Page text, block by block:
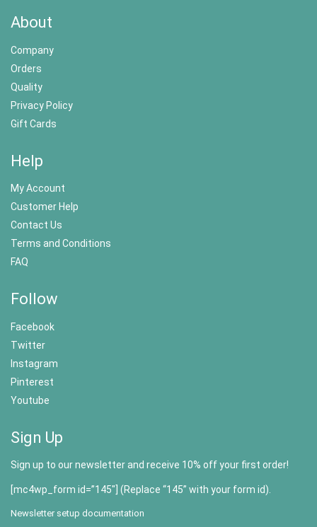
About
Company
Orders
Quality
Privacy Policy
Gift Cards
Help
My Account
Customer Help
Contact Us
Terms and Conditions
FAQ
Follow
Facebook
Twitter
Instagram
Pinterest
Youtube
Sign Up
Sign up to our newsletter and receive 10% off your first order!
[mc4wp_form id=”145″] (Replace “145” with your form id).
Newsletter setup documentation